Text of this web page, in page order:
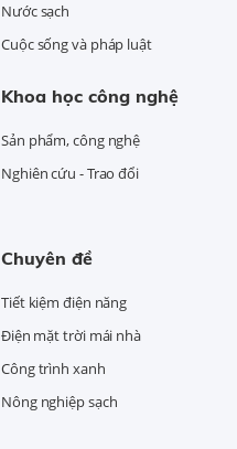
Nước sạch
Cuộc sống và pháp luật
Khoa học công nghệ
Sản phẩm, công nghệ
Nghiên cứu - Trao đổi
Chuyên đề
Tiết kiệm điện năng
Điện mặt trời mái nhà
Công trình xanh
Nông nghiệp sạch